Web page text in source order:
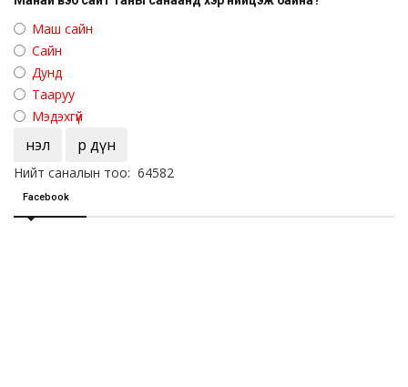
Маш сайн
Сайн
Дунд
Тааруу
Мэдэхгүй
Үнэл Үр дүн
Нийт саналын тоо: 64582
Facebook